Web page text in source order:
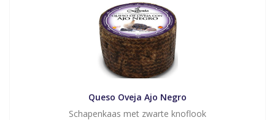
Queso Oveja Ajo Negro
Schapenkaas met zwarte knoflook